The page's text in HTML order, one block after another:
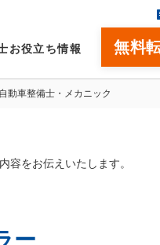
お役立ち情報 無料
動車整備士・メカニック
容をお伝えいたします。
ー